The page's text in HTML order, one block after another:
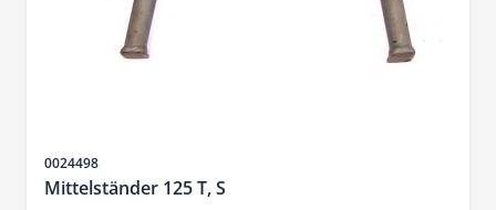
Artikelnr.
0024498
Mittelständer 125 T, S